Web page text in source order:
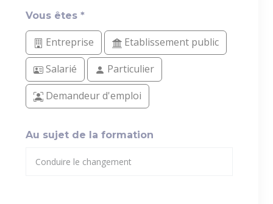
Vous êtes *
Entreprise
Etablissement public
Salarié
Particulier
Demandeur d'emploi
Au sujet de la formation